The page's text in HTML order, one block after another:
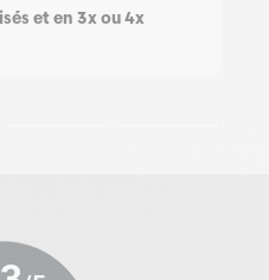
et en 3x ou 4x